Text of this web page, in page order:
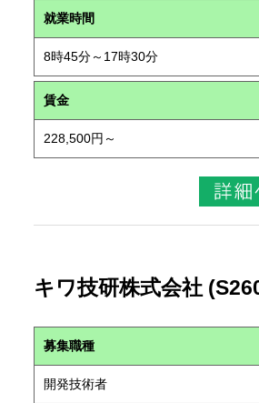
就業時間
8時45分～17時30分
賃金
228,500円～
キワ技研株式会社
募集職種
開発技術者